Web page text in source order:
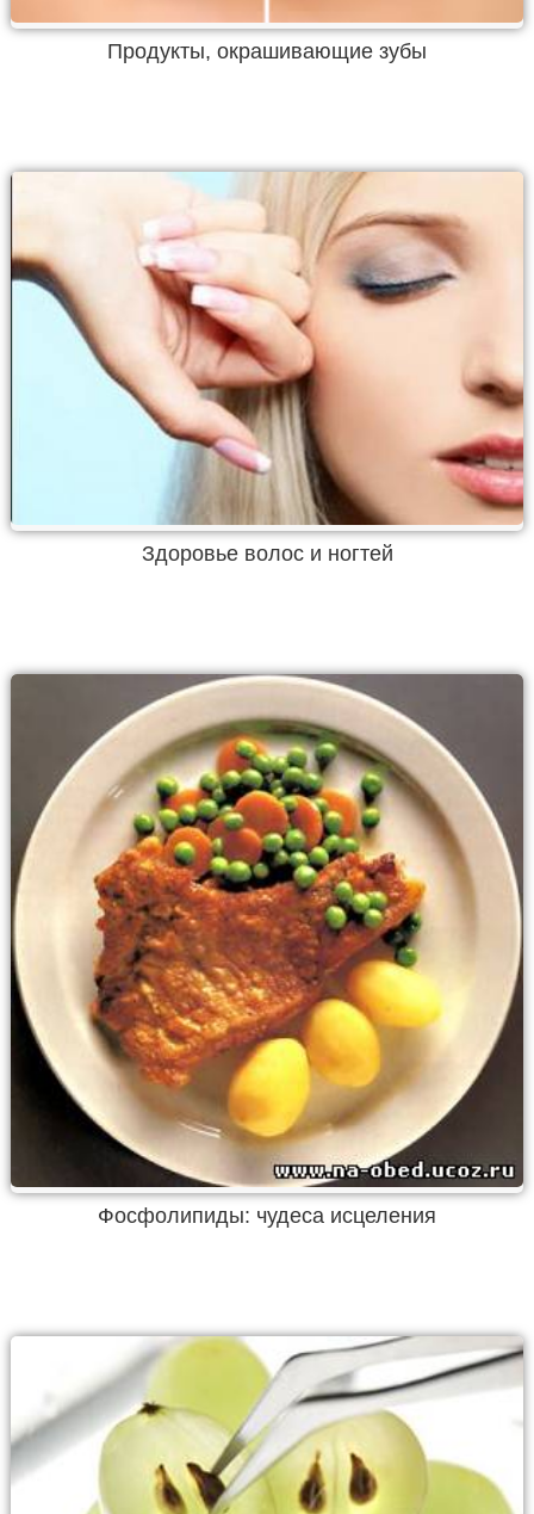
Продукты, окрашивающие зубы
Здоровье волос и ногтей
Фосфолипиды: чудеса исцеления